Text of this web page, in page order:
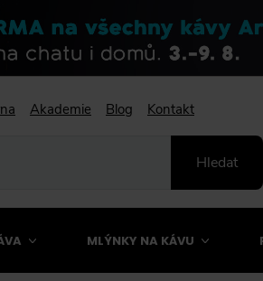
Akademie Blog Kontakt
Hledat
MLÝNKY NA KÁVU